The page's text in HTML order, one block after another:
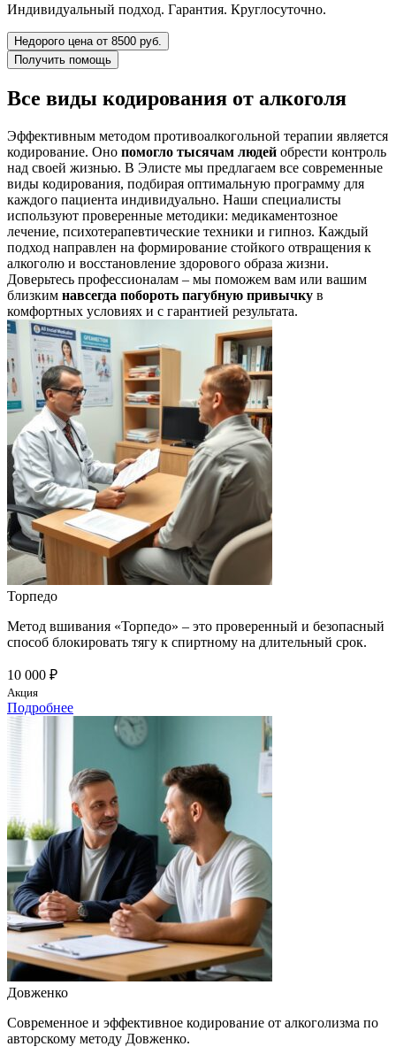
Индивидуальный подход. Гарантия. Круглосуточно.
Недорого цена от 8500 руб.
Получить помощь
Все виды кодирования от алкоголя
Эффективным методом противоалкогольной терапии является
кодирование. Оно помогло тысячам людей обрести контроль
над своей жизнью. В Элисте мы предлагаем все современные
виды кодирования, подбирая оптимальную программу для
каждого пациента индивидуально. Наши специалисты
используют проверенные методики: медикаментозное
лечение, психотерапевтические техники и гипноз. Каждый
подход направлен на формирование стойкого отвращения к
алкоголю и восстановление здорового образа жизни.
Доверьтесь профессионалам – мы поможем вам или вашим
близким навсегда побороть пагубную привычку в
комфортных условиях и с гарантией результата.
Торпедо
Метод вшивания «Торпедо» – это проверенный и безопасный
способ блокировать тягу к спиртному на длительный срок.
10 000 ₽
Акция
Подробнее
Довженко
Современное и эффективное кодирование от алкоголизма по
авторскому методу Довженко.